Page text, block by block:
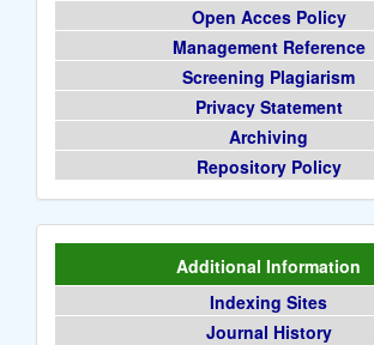
Open Acces Policy
Management Reference
Screening Plagiarism
Privacy Statement
Archiving
Repository Policy
Additional Information
Indexing Sites
Journal History